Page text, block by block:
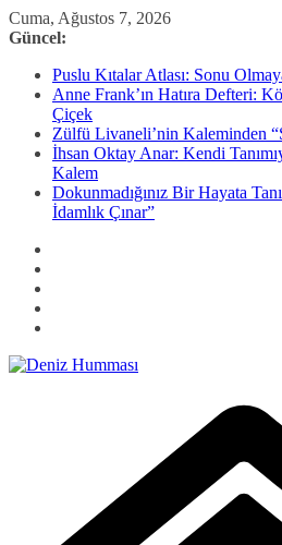
Skip
to
Cuma, Ağustos 7, 2026
Güncel:
Puslu Kıtalar Atlası: Sonu
Anne Frank’ın Hatıra Defteri:
Çiçek
Zülfü Livaneli’nin Kaleminden
İhsan Oktay Anar: Kendi
Kalem
Dokunmadığınız Bir Hayata
İdamlık Çınar”